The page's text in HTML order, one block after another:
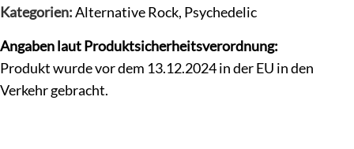
Kategorien:Alternative Rock, Psychedelic
Angaben laut Produktsicherheitsverordnung:
Produkt wurde vor dem 13.12.2024 in der EU in den
Verkehr gebracht.